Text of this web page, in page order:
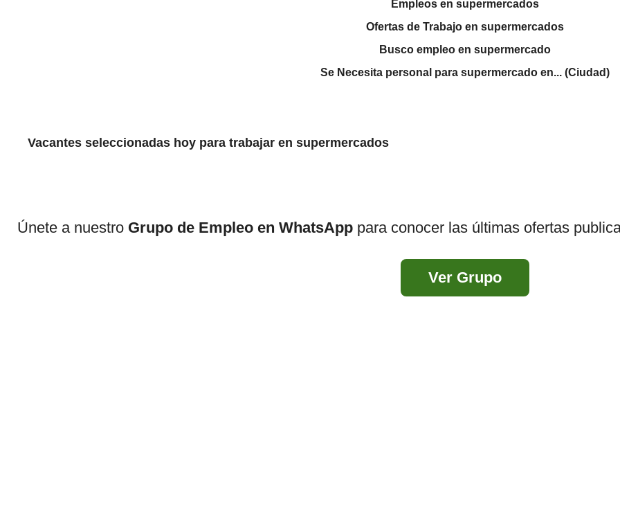
Empleos en supermercados
Ofertas de Trabajo en supermercados
Busco empleo en supermercado
Se Necesita personal para supermercado en... (Ciudad)
Vacantes seleccionadas hoy para trabajar en supermercados
Únete a nuestro Grupo de Empleo en WhatsApp para conocer las últimas ofertas
Ver Grupo